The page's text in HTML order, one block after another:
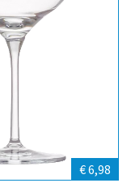
€ 6,98